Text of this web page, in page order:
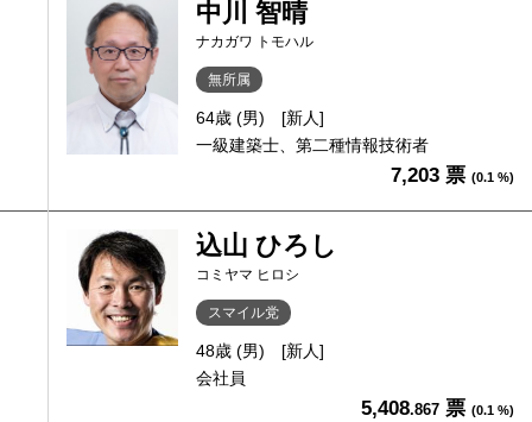
中川 智晴
ナカガワ トモハル
無所属
64歳 (男)
[新人]
一級建築士、第二種情報技術者
7,203 票 (0.1 %)
込山 ひろし
コミヤマ ヒロシ
スマイル党
48歳 (男)
[新人]
会社員
5,408.867 票 (0.1 %)